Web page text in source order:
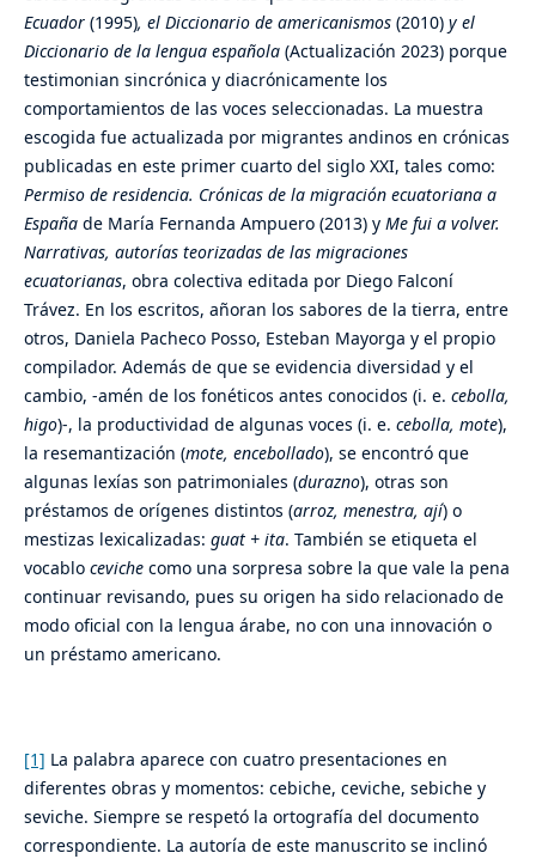
Ecuador (1995), el Diccionario de americanismos (2010)y el
Diccionario de la lengua española(Actualización 2023) porque
testimonian sincrónica y diacrónicamente los
comportamientos de las voces seleccionadas. La muestra
escogida fue actualizada por migrantes andinos en crónicas
publicadas en este primer cuarto del siglo XXI, tales como:
Permiso de residencia. Crónicas de la migración ecuatoriana a
Españade María Fernanda Ampuero (2013) y Me fui a volver.
Narrativas, autorías teorizadas de las migraciones
ecuatorianas, obra colectiva editada por Diego Falconí
Trávez. En los escritos, añoran los sabores de la tierra, entre
otros, Daniela Pacheco Posso, Esteban Mayorga y el propio
compilador. Además de que se evidencia diversidad y el
cambio, -amén de los fonéticos antes conocidos (i. e. cebolla,
higo)-, la productividad de algunas voces (i. e. cebolla, mote),
la resemantización (mote, encebollado), se encontró que
algunas lexías son patrimoniales (durazno), otras son
préstamos de orígenes distintos (arroz, menestra, ají) o
mestizas lexicalizadas: guat + ita. También se etiqueta el
vocablo cevichecomo una sorpresa sobre la que vale la pena
continuar revisando, pues su origen ha sido relacionado de
modo oficial con la lengua árabe, no con una innovación o
un préstamo americano.
[1] La palabra aparece con cuatro presentaciones en
diferentes obras y momentos: cebiche, ceviche, sebiche y
seviche. Siempre se respetó la ortografía del documento
correspondiente. La autoría de este manuscrito se inclinó